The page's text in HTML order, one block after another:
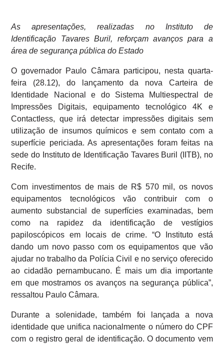
As apresentações, realizadas no Instituto de
Identificação Tavares Buril, reforçam avanços para a
área de segurança pública do Estado
O governador Paulo Câmara participou, nesta quarta-
feira (28.12), do lançamento da nova Carteira de
Identidade Nacional e do Sistema Multiespectral de
Impressões Digitais, equipamento tecnológico 4K e
Contactless, que irá detectar impressões digitais sem
utilização de insumos químicos e sem contato com a
superfície periciada. As apresentações foram feitas na
sede do Instituto de Identificação Tavares Buril (IITB), no
Recife.
Com investimentos de mais de R$ 570 mil, os novos
equipamentos tecnológicos vão contribuir com o
aumento substancial de superfícies examinadas, bem
como na rapidez da identificação de vestígios
papiloscópicos em locais de crime. “O Instituto está
dando um novo passo com os equipamentos que vão
ajudar no trabalho da Polícia Civil e no serviço oferecido
ao cidadão pernambucano. É mais um dia importante
em que mostramos os avanços na segurança pública”,
ressaltou Paulo Câmara.
Durante a solenidade, também foi lançada a nova
identidade que unifica nacionalmente o número do CPF
com o registro geral de identificação. O documento vem